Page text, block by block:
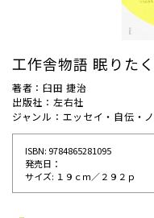
工作舎物語 眠りた
著者：臼田 捷治
出版社：左右社
ジャンル：エッセイ・自伝・
ISBN: 9784865281095
発売⽇：
サイズ: １９ｃｍ／２９２ｐ